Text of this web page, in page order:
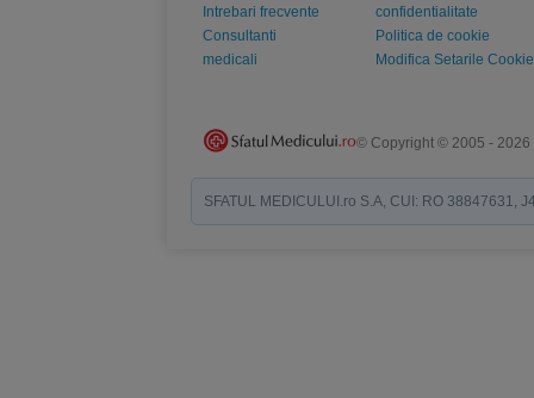
Intrebari frecvente
Consultanti
medicali
confidentialitate
Politica de cookie
Modifica Setarile Cookie
© Copyright © 2005 - 2026
SFATUL MEDICULUI.ro S.A, CUI: RO 38847631,